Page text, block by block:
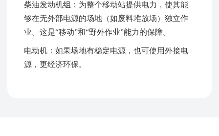
柴油发动机组：为整个移动站提供电力，使其能
够在无外部电源的场地（如废料堆放场）独立作
业。这是“移动”和“野外作业”能力的保障。
电动机：如果场地有稳定电源，也可使用外接电
源，更经济环保。